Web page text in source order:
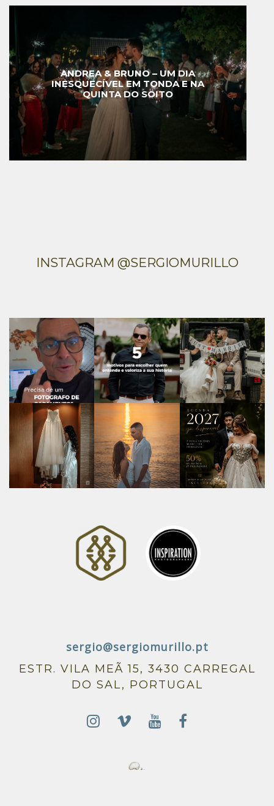
ANDREA & BRUNO – UM DIA
INESQUECÍVEL EM TONDA E NA
QUINTA DO SOITO
INSTAGRAM @SERGIOMURILLO
sergio@sergiomurillo.pt
ESTR. VILA MEÃ 15, 3430 CARREGAL
DO SAL, PORTUGAL